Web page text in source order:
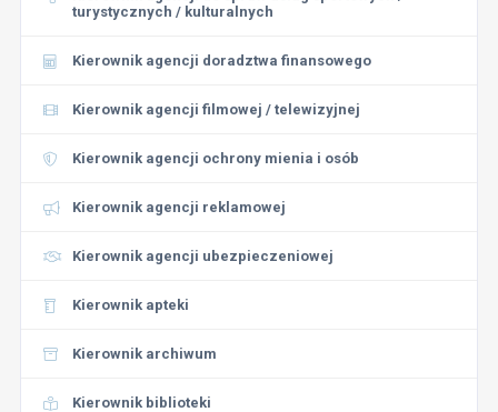
turystycznych / kulturalnych
Kierownik agencji doradztwa finansowego
Kierownik agencji filmowej / telewizyjnej
Kierownik agencji ochrony mienia i osób
Kierownik agencji reklamowej
Kierownik agencji ubezpieczeniowej
Kierownik apteki
Kierownik archiwum
Kierownik biblioteki